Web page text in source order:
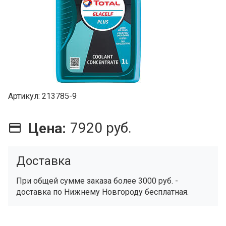
Артикул 213785-9
Цена: 7920 руб.
Доставка
При общей сумме заказа более 3000 руб. -
доставка по Нижнему Новгороду бесплатная.